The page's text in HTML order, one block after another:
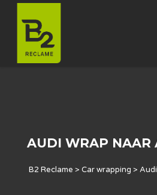
AUDI WRAP NAAR
B2 Reclame > Car wrapping >